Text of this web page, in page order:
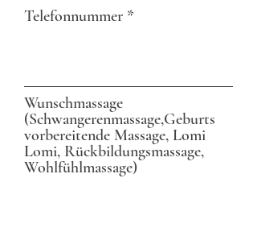
Telefonnummer
Wunschmassage
(Schwangerenmassage,Geburts
vorbereitende Massage, Lomi
Lomi, Rückbildungsmassage,
Wohlfühlmassage)